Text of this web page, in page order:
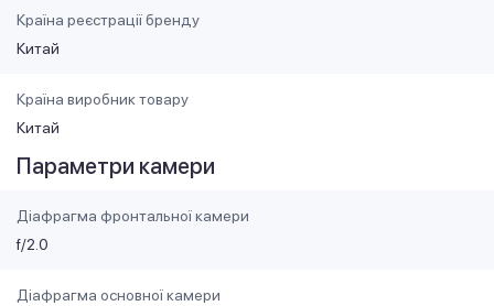
Країна реєстрації бренду
Китай
Країна виробник товару
Китай
Параметри камери
Діафрагма фронтальної камери
f/2.0
Діафрагма основної камери